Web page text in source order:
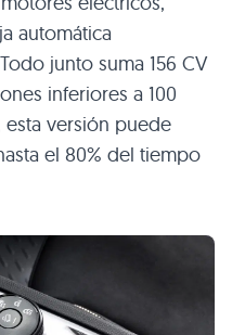
automática
junto suma 156 CV
inferiores a 100
esta versión puede
el 80% del tiempo